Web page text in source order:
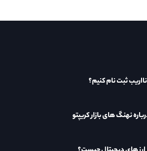
ثبت نام کنیم؟
نهنگ های بازار کریپتو